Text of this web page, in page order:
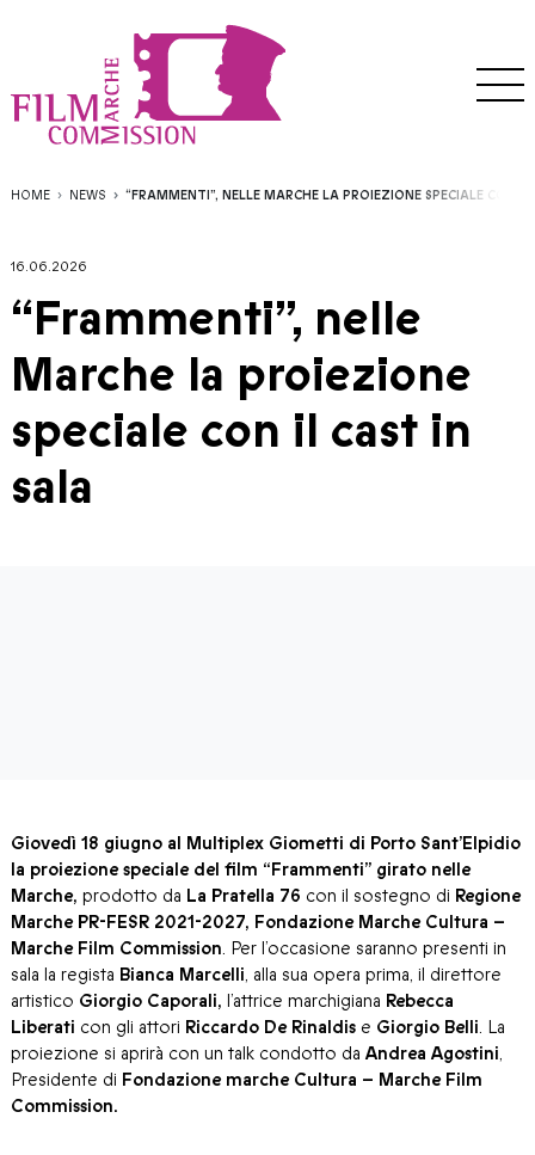
HOME NEWS “FRAMMENTI”, NELLE MARCHE LA PROIEZIONE SPECIALE CON
16.06.2026
“Frammenti”, nelle
Marche la proiezione
speciale con il cast in
sala
Giovedì 18 giugno al Multiplex Giometti di Porto Sant’Elpidio
la proiezione speciale del film “Frammenti” girato nelle
Marche, prodotto da La Pratella 76 con il sostegno di Regione
Marche PR-FESR 2021-2027, Fondazione Marche Cultura –
Marche Film Commission. Per l’occasione saranno presenti in
sala la regista Bianca Marcelli, alla sua opera prima, il direttore
artistico Giorgio Caporali, l’attrice marchigiana Rebecca
Liberati con gli attori Riccardo De Rinaldis e Giorgio Belli. La
proiezione si aprirà con un talk condotto da Andrea Agostini,
Presidente di Fondazione marche Cultura – Marche Film
Commission.